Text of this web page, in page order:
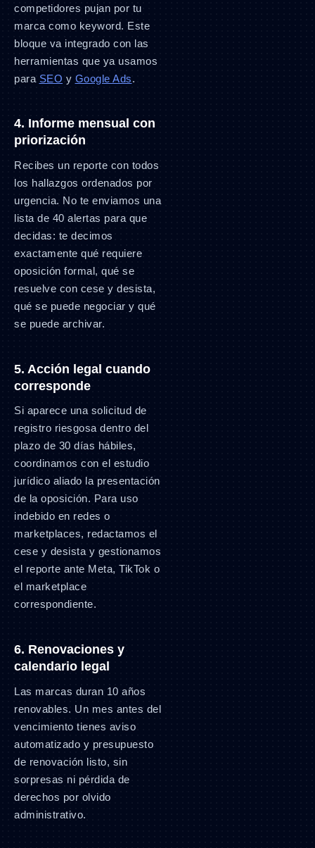
competidores pujan por tu
marca como keyword. Este
bloque va integrado con las
herramientas que ya usamos
para SEO y Google Ads.
4. Informe mensual con
priorización
Recibes un reporte con todos
los hallazgos ordenados por
urgencia. No te enviamos una
lista de 40 alertas para que
decidas: te decimos
exactamente qué requiere
oposición formal, qué se
resuelve con cese y desista,
qué se puede negociar y qué
se puede archivar.
5. Acción legal cuando
corresponde
Si aparece una solicitud de
registro riesgosa dentro del
plazo de 30 días hábiles,
coordinamos con el estudio
jurídico aliado la presentación
de la oposición. Para uso
indebido en redes o
marketplaces, redactamos el
cese y desista y gestionamos
el reporte ante Meta, TikTok o
el marketplace
correspondiente.
6. Renovaciones y
calendario legal
Las marcas duran 10 años
renovables. Un mes antes del
vencimiento tienes aviso
automatizado y presupuesto
de renovación listo, sin
sorpresas ni pérdida de
derechos por olvido
administrativo.